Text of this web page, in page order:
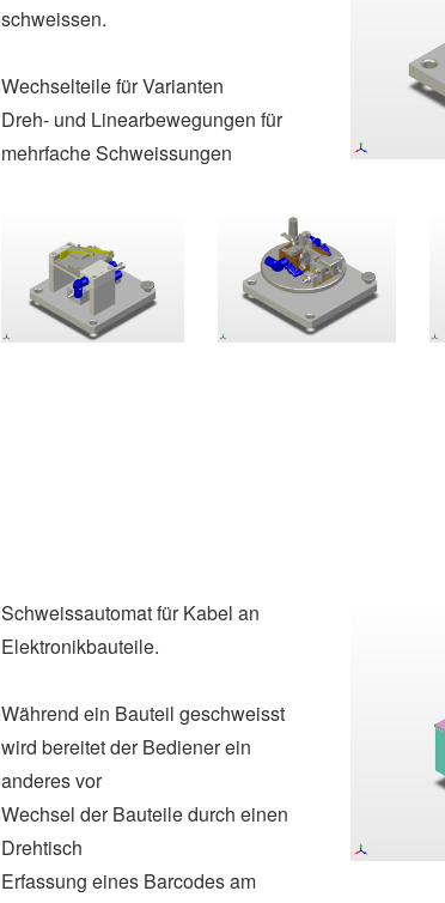
schweissen.
Wechselteile für Varianten
Dreh- und Linearbewegungen für
mehrfache Schweissungen
Schweissautomat für Kabel an
Elektronikbauteile.
Während ein Bauteil geschweisst
wird bereitet der Bediener ein
anderes vor
Wechsel der Bauteile durch einen
Drehtisch
Erfassung eines Barcodes am